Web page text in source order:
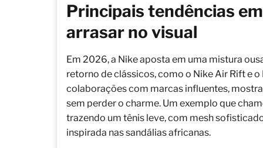
Principais tendências
arrasar no visual
Em 2026, a Nike aposta em uma mistura
retorno de clássicos, como o Nike Air Rift e
colaborações com marcas influentes,
sem perder o charme. Um exemplo que
trazendo um tênis leve, com mesh
inspirada nas sandálias africanas.